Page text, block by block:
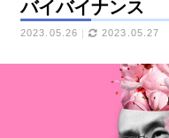
バイバイナンス
2023.05.26 2023.05.27